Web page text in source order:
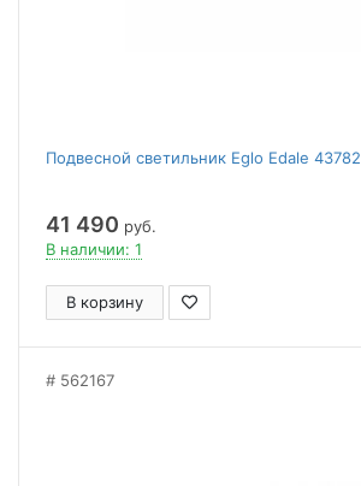
Подвесной светильник Eglo Edale 43782
41 490 руб.
В наличии: 1
В корзину
562167